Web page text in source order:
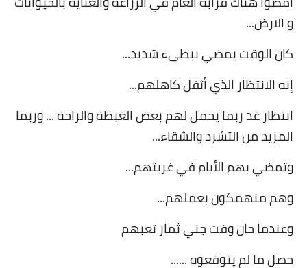
و الارض...
كان الوقت يمضي ببطىء شديد...
إنه الانتظار الذي أثقل كاهلهم...
انتظار غد ربما يحمل لهم بعض الغبطة والراحة ... وربما
المزيد من التشرد والشقاء...
وتمضي بهم الأيام في غربتهم...
وهم منهمكون بعملهم...
وعندما حان وقت جني ثمار تعبهم
حصل ما لم يتوقعوه......